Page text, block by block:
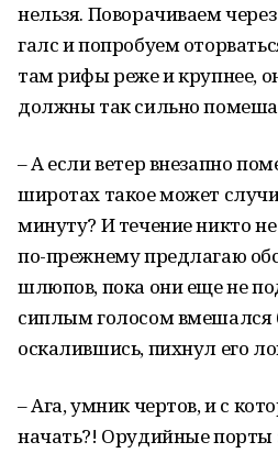
нельзя. Поворачиваем
галс и попробуем
там рифы реже и крупнее,
должны так сильно
– А если ветер внезапно
широтах такое может
минуту? И течение никто
по-прежнему предлагаю
шлюпов, пока они еще не
сиплым голосом вмешался
оскалившись, пихнул его
– Ага, умник чертов, и с
начать?! Орудийные порты